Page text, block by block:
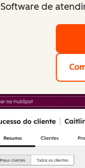
Software de